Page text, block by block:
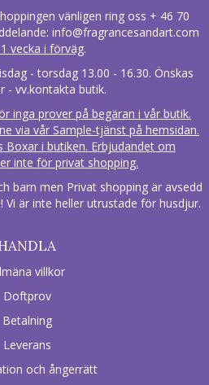
vänligen ring oss + 46 70
info@fragrancesandart.com
vecka i förväg.
- torsdag 13.00 - 16.30. Önskas
- vv.kontakta butik.
inga prover på begäran i vår butik.
via vår Sample-tjänst på hemsidan.
Boxar i butiken. Erbjudandet om
inte för privat shopping.
barn men Privat shopping är avsedd
är inte heller utrustade för husdjur.
villkor
Doftprov
Betalning
Leverans
och ångerrätt